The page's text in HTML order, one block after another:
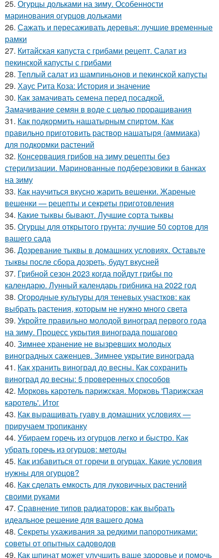
25. Огурцы дольками на зиму. Особенности
маринования огурцов дольками
26. Сажать и пересаживать деревья: лучшие временные
рамки
27. Китайская капуста с грибами рецепт. Салат из
пекинской капусты с грибами
28. Теплый салат из шампиньонов и пекинской капусты
29. Хаус Рита Коза: История и значение
30. Как замачивать семена перед посадкой.
Замачивание семян в воде с целью проращивания
31. Как подкормить нашатырным спиртом. Как
правильно приготовить раствор нашатыря (аммиака)
для подкормки растений
32. Консервация грибов на зиму рецепты без
стерилизации. Маринованные подберезовики в банках
на зиму
33. Как научиться вкусно жарить вешенки. Жареные
вешенки — рецепты и секреты приготовления
34. Какие тыквы бывают. Лучшие сорта тыквы
35. Огурцы для открытого грунта: лучшие 50 сортов для
вашего сада
36. Дозревание тыквы в домашних условиях. Оставьте
тыквы после сбора дозреть, будут вкусней
37. Грибной сезон 2023 когда пойдут грибы по
календарю. Лунный календарь грибника на 2022 год
38. Огородные культуры для теневых участков: как
выбрать растения, которым не нужно много света
39. Укройте правильно молодой виноград первого года
на зиму. Процесс укрытия винограда пошагово
40. Зимнее хранение не вызревших молодых
виноградных саженцев. Зимнее укрытие винограда
41. Как хранить виноград до весны. Как сохранить
виноград до весны: 5 проверенных способов
42. Морковь каротель парижская. Морковь 'Парижская
каротель'. Итог
43. Как выращивать гуаву в домашних условиях —
приручаем тропиканку
44. Убираем горечь из огурцов легко и быстро. Как
убрать горечь из огурцов: методы
45. Как избавиться от горечи в огурцах. Какие условия
нужны для огурцов?
46. Как сделать емкость для луковичных растений
своими руками
47. Сравнение типов радиаторов: как выбрать
идеальное решение для вашего дома
48. Секреты ухаживания за редкими папоротниками:
советы от опытных садоводов
49. Как шпинат может улучшить ваше здоровье и помочь